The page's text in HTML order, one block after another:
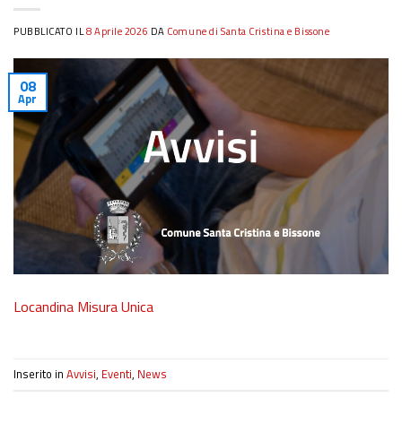
PUBBLICATO IL8 Aprile 2026 DA Comune di Santa Cristina e Bissone
08
Apr
Locandina Misura Unica
Inserito in Avvisi, Eventi, News